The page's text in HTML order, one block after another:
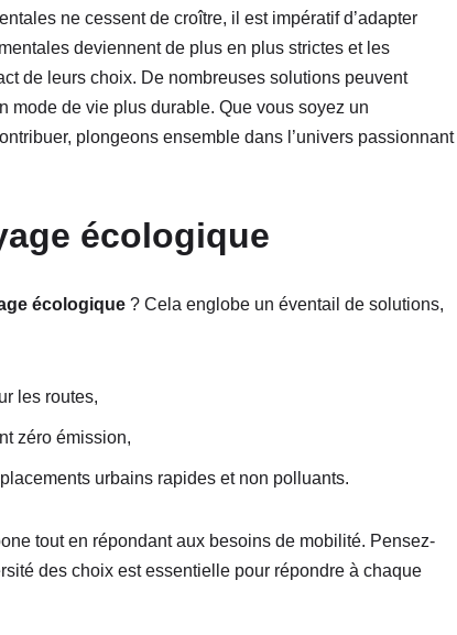
ne cessent de croître, il est impératif d’adapter
deviennent de plus en plus strictes et les
de leurs choix. De nombreuses solutions peuvent
mode de vie plus durable. Que vous soyez un
plongeons ensemble dans l’univers passionnant
écologique
écologique ? Cela englobe un éventail de solutions,
les routes,
zéro émission,
urbains rapides et non polluants.
tout en répondant aux besoins de mobilité. Pensez-
des choix est essentielle pour répondre à chaque